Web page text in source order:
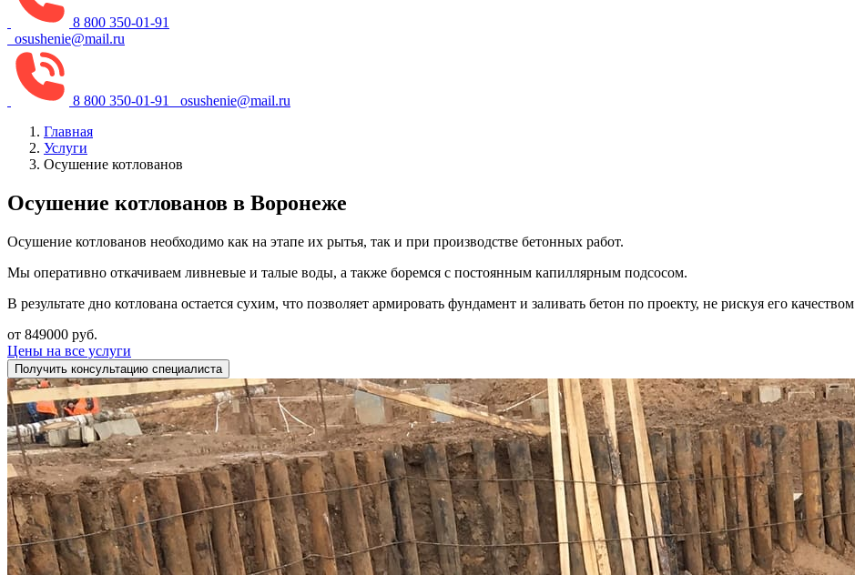
8 800 350-01-91
osushenie@mail.ru
8 800 350-01-91
osushenie@mail.ru
Главная
Услуги
Осушение котлованов
Осушение котлованов в Воронеже
Осушение котлованов необходимо как на этапе их рытья, так и при производстве бетонных работ.
Мы оперативно откачиваем ливневые и талые воды, а также боремся с постоянным капиллярным подсосом.
В результате дно котлована остается сухим, что позволяет армировать фундамент и заливать бетон по проекту, не рискуя его качеством
от 849000 руб.
Цены на все услуги
Получить консультацию специалиста